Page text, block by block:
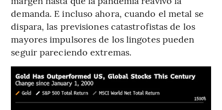
demanda. E incluso ahora, cuando el metal se
dispara, las previsiones catastrofistas de los
mayores impulsores de los lingotes pueden
seguir pareciendo extremas.